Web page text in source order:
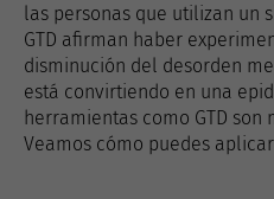
las personas que utilizan un
GTD afirman haber
disminución del desorden
está convirtiendo en una
herramientas como GTD
Veamos cómo puedes